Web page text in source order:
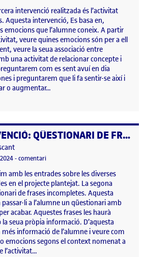
intervenció realitzada és l’activitat
Aquesta intervenció, Es basa en,
emocions que l’alumne coneix. A partir
veure quines emocions són per a ell
veure la seua associació entre
una activitat de relacionar concepte i
com es sent avuí en dia
i preguntarem que li fa sentir-se així i
o augmentar…
2ª INTERVENCIÓ: QÜESTIONARI DE FRASES INCOMPLETES.
-comentariel 2ª INTERVENCIÓ: QÜESTIONARI
amb les entrades sobre les diverses
en el projecte plantejat. La segona
de frases incompletes. Aquesta
li a l’alumne un qüestionari amb
acabar. Aquestes frases les haurà
la seua pròpia informació. D’aquesta
informació de l’alumne i veure com
emocions segons el context nomenat a
l’activitat…